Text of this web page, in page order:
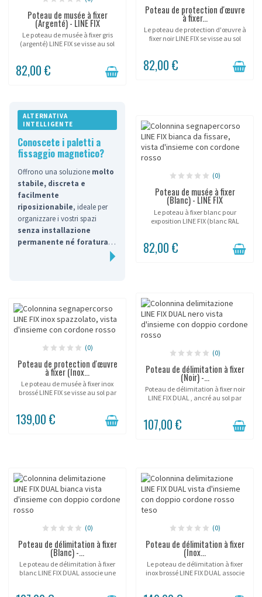
Poteau de musée à fixer
(Argenté) - LINE FIX
Le poteau de musée à fixer gris
(argenté) LINE FIX se visse au sol
par une platine à 3 vis pour baliser
visite permanent . Tube fin Ø 25
82,00 €
Poteau de protection d'œuvre
à fixer...
Le poteau de protection d'œuvre à
fixer noir LINE FIX se visse au sol
précise. Sa corde semi-élastique
82,00 €
ALTERNATIVA
INTELLIGENTE
Conoscete i paletti a
fissaggio magnetico?
Offrono una soluzione molto
stabile, discreta e
facilmente
riposizionabile, ideale per
organizzare i vostri spazi
senza installazione
permanente né foratura
(0)
Poteau de musée à fixer
(Blanc) - LINE FIX
Le poteau à fixer blanc pour
exposition LINE FIX (blanc RAL
9003) se fixe au sol par platine à 3
un showroom épuré. Corde semi-
élastique de...
82,00 €
(0)
Poteau de protection d'œuvre
à fixer (Inox...
Le poteau de musée à fixer inox
brossé LINE FIX se visse au sol par
passage. Corde semi-élastique à...
139,00 €
(0)
Poteau de délimitation à fixer
(Noir) -...
Poteau de délimitation à fixer noir
LINE FIX DUAL , ancré au sol par
platine à 3 vis et équipé d'une
permanentes très fréquentées.
107,00 €
(0)
Poteau de délimitation à fixer
(Blanc) -...
Le poteau de délimitation à fixer
blanc LINE FIX DUAL associe une
platine vissée au sol et une double
(0)
Poteau de délimitation à fixer
(Inox...
Le poteau de délimitation à fixer
inox brossé LINE FIX DUAL associe
une platine vissée au sol et une